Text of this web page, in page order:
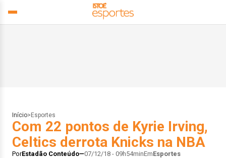
Início> Esportes
Com 22 pontos de Kyrie Irving,
Celtics derrota Knicks na NBA
PorEstadão Conteúdo 07/12/18 - 09h54minEmEsportes